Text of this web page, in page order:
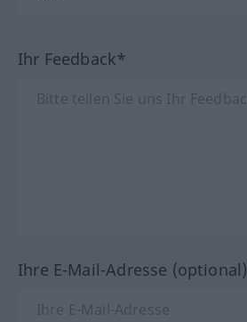
Ihr Feedback*
Ihre E-Mail-Adresse (optional)